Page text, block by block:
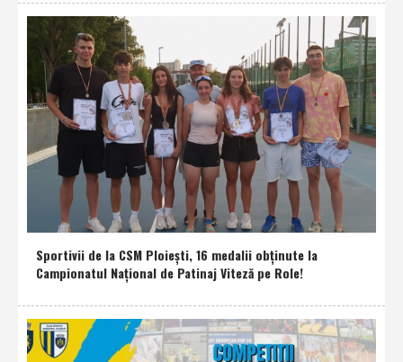
Sportivii de la CSM Ploieşti, 16 medalii obţinute la
Campionatul Naţional de Patinaj Viteză pe Role!